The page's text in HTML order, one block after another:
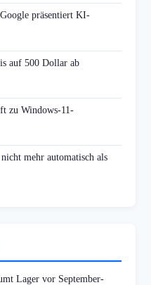
präsentiert KI-
auf 500 Dollar ab
zu Windows-11-
mehr automatisch als
Lager vor September-